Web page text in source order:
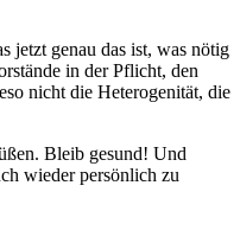
jetzt genau das ist, was nötig
in der Pflicht, den
nicht die Heterogenität, die
Bleib gesund! Und
wieder persönlich zu